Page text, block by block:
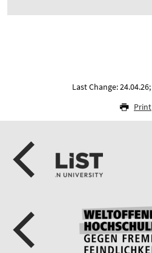
Last Change: 24.04.26;
Print